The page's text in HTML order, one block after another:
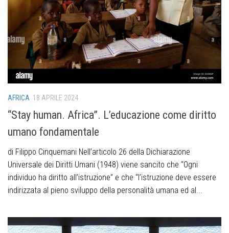
AFRICA 18 APRILE 2024
“Stay human. Africa”. L’educazione come diritto
umano fondamentale
di Filippo Cinquemani Nell’articolo 26 della Dichiarazione
Universale dei Diritti Umani (1948) viene sancito che “Ogni
individuo ha diritto all’istruzione” e che “l’istruzione deve essere
indirizzata al pieno sviluppo della personalità umana ed al...